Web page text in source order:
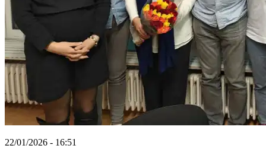
22/01/2026 - 16:51